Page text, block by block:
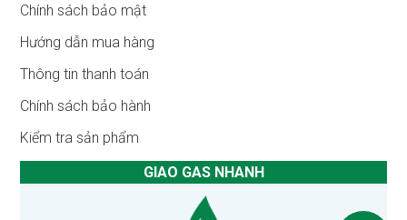
Chính sách bảo mật
Hướng dẫn mua hàng
Thông tin thanh toán
Chính sách bảo hành
Kiểm tra sản phẩm
GIAO GAS NHANH